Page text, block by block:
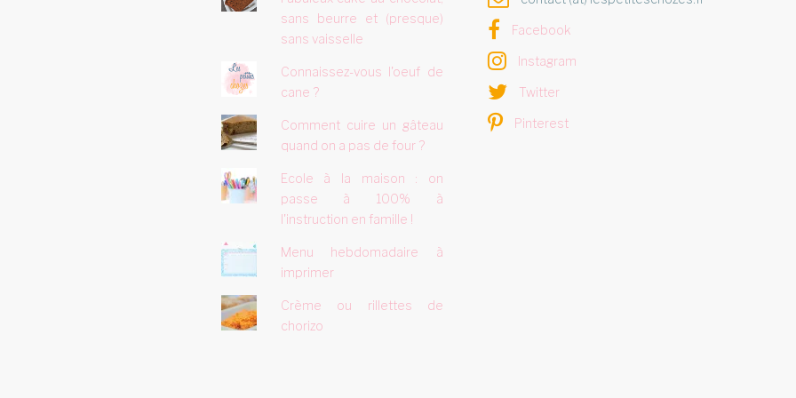
sans beurre et (presque)
sans vaisselle
Connaissez-vous l'oeuf de
cane ?
Comment cuire un gâteau
quand on a pas de four ?
Ecole à la maison : on
passe à 100% à
l'instruction en famille !
Menu hebdomadaire à
imprimer
Crème ou rillettes de
chorizo
Facebook
Instagram
Twitter
Pinterest